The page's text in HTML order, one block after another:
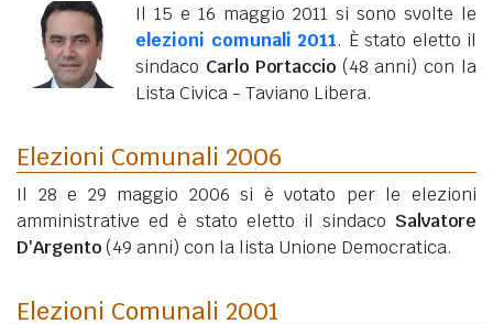
Il 15 e 16 maggio 2011 si sono svolte le
elezioni comunali 2011. È stato eletto il
sindaco Carlo Portaccio (48 anni) con la
Lista Civica - Taviano Libera.
Elezioni Comunali 2006
Il 28 e 29 maggio 2006 si è votato per le elezioni
amministrative ed è stato eletto il sindaco Salvatore
D'Argento(49 anni) con la lista Unione Democratica.
Elezioni Comunali 2001